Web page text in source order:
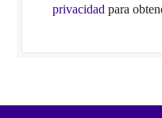
privacidad para